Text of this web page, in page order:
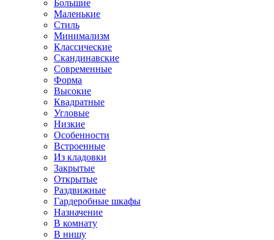
Большие
Маленькие
Стиль
Минимализм
Классические
Скандинавские
Современные
Форма
Высокие
Квадратные
Угловые
Низкие
Особенности
Встроенные
Из кладовки
Закрытые
Открытые
Раздвижные
Гардеробные шкафы
Назначение
В комнату
В нишу